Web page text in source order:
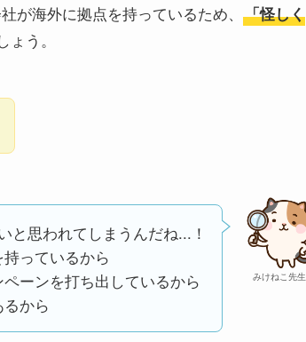
が海外に拠点を持っているため、
「怪しく
う。
みけねこ先生
と思われてしまうんだね...！
っているから
ーンを打ち出しているから
から